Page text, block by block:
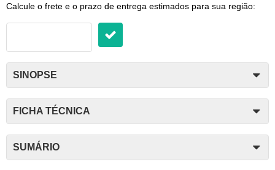
Calcule o frete e o prazo de entrega estimados para sua região:
SINOPSE
FICHA TÉCNICA
SUMÁRIO